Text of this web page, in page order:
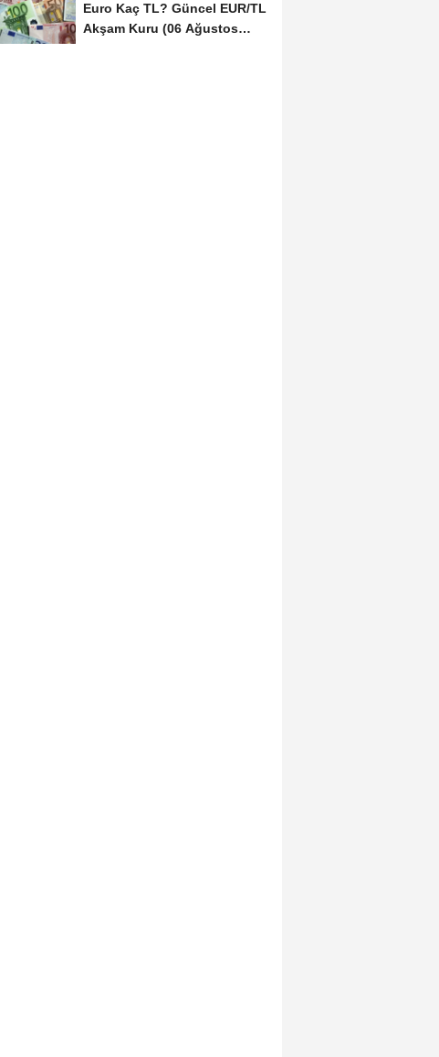
Euro Kaç TL? Güncel EUR/TL
Akşam Kuru (06 Ağustos